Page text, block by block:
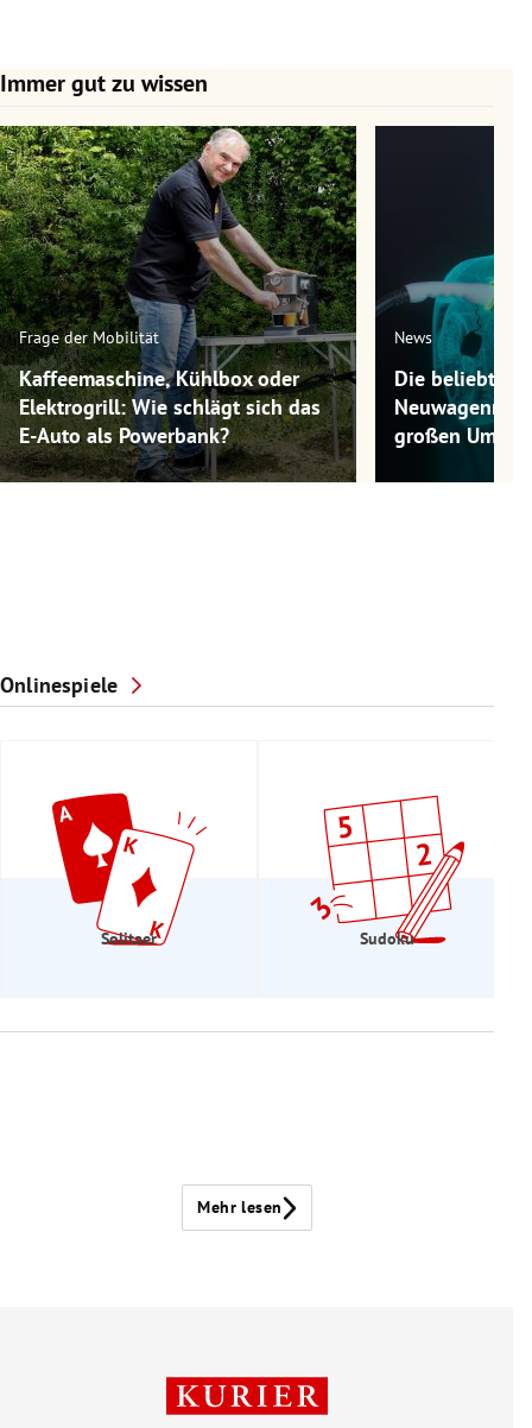
Immer gut zu wissen
Slide 1 von 7
Frage der Mobilität
Kaffeemaschine, Kühlbox oder
Elektrogrill: Wie schlägt sich das
E-Auto als Powerbank?
News
Die
großen
Onlinespiele
Solitaer Sudoku
Mehr lesen